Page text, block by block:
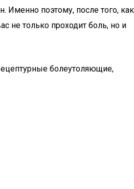
Именно поэтому, после того, как
не только проходит боль, но и
болеутоляющие,